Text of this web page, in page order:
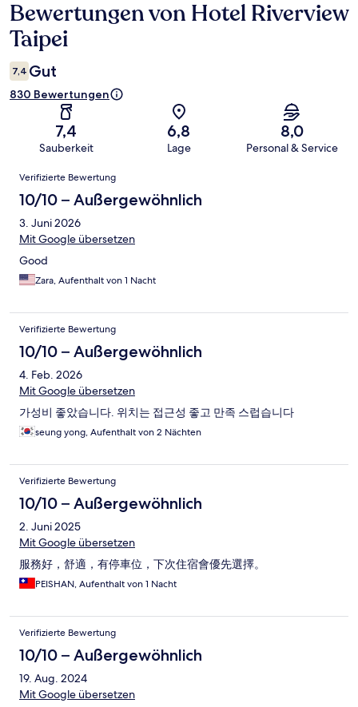
Bewertungen
Bewertungen von Hotel Riverview
Taipei
7,4 Gut
830 Bewertungen
7,4
Sauberkeit
6,8
Lage
8,0
Personal & Service
Bewertungen
Verifizierte Bewertung
10/10 – Außergewöhnlich
3. Juni 2026
Mit Google übersetzen
Good
Zara, Aufenthalt von 1 Nacht
Verifizierte Bewertung
10/10 – Außergewöhnlich
4. Feb. 2026
Mit Google übersetzen
가성비 좋았습니다. 위치는 접근성 좋고 만족 스럽습니다
seung yong, Aufenthalt von 2 Nächten
Verifizierte Bewertung
10/10 – Außergewöhnlich
2. Juni 2025
Mit Google übersetzen
服務好，舒適，有停車位，下次住宿會優先選擇。
PEISHAN, Aufenthalt von 1 Nacht
Verifizierte Bewertung
10/10 – Außergewöhnlich
19. Aug. 2024
Mit Google übersetzen